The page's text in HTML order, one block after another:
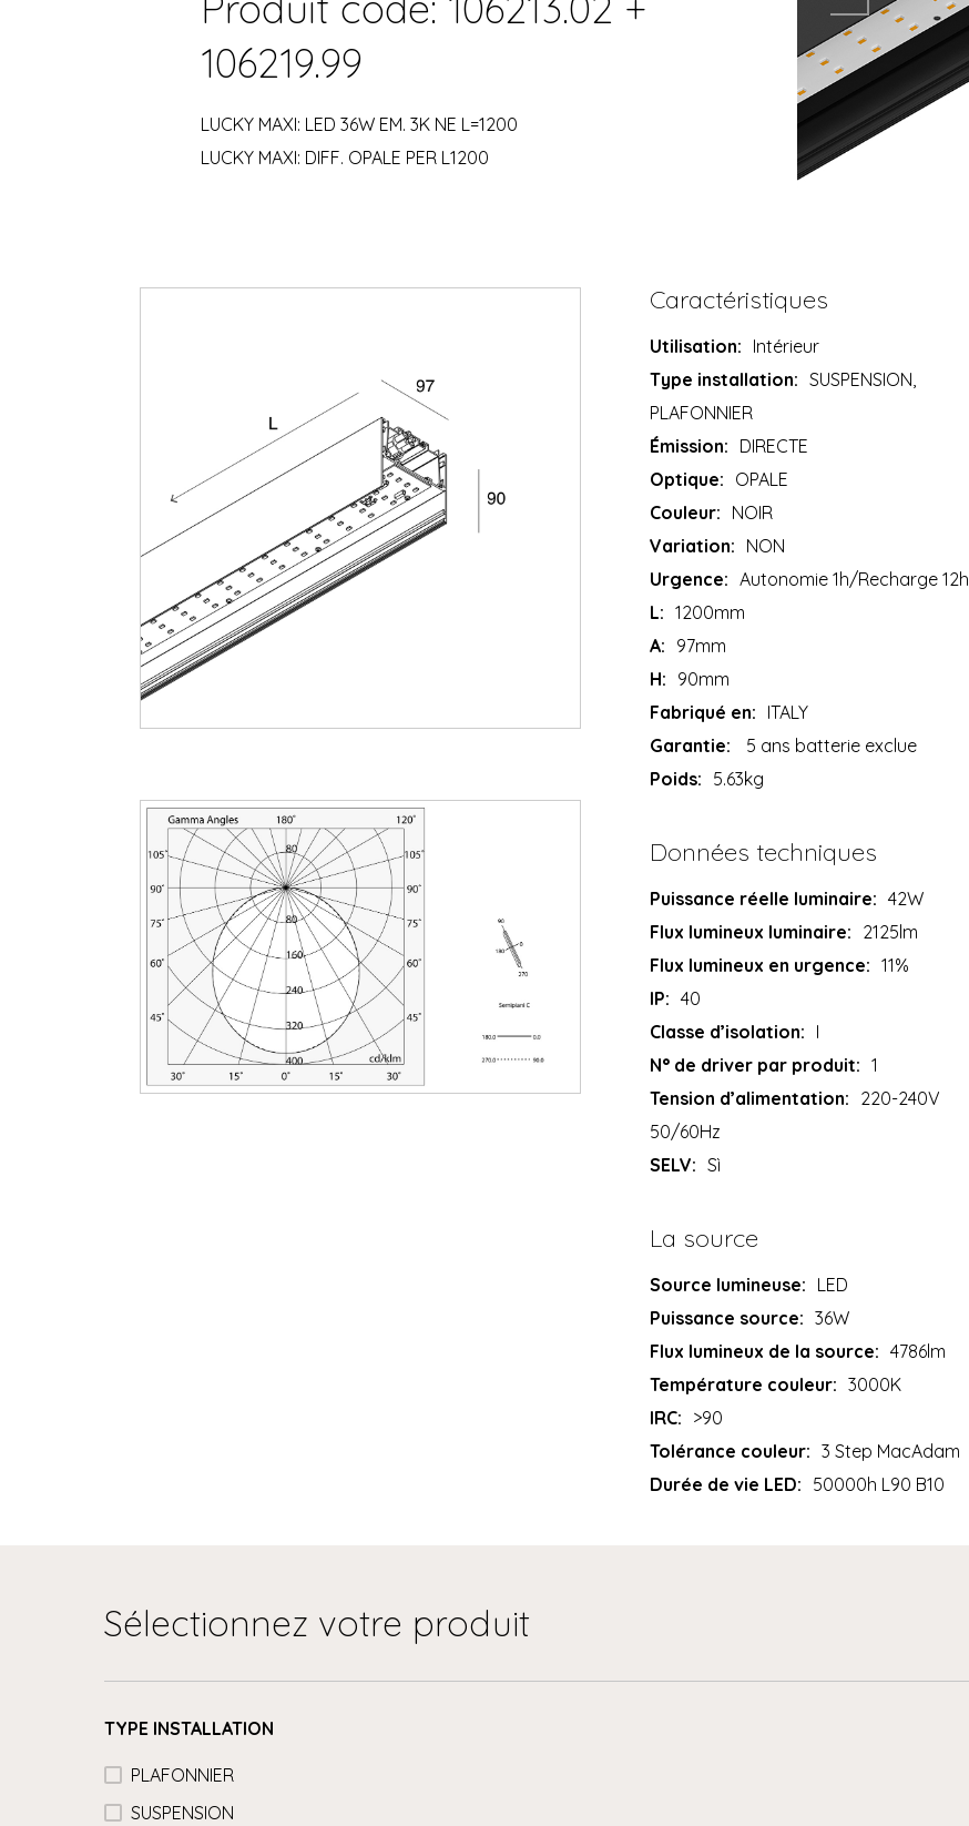
106219.99
LUCKY MAXI: LED 36W EM. 3K NE L=1200
LUCKY MAXI: DIFF. OPALE PER L1200
Caractéristiques
Utilisation: Intérieur
Type installation: SUSPENSION,
PLAFONNIER
Émission: DIRECTE
Optique: OPALE
Couleur: NOIR
Variation: NON
Urgence: Autonomie 1h/Recharge 12h
L: 1200mm
A: 97mm
H: 90mm
Fabriqué en: ITALY
Garantie:
5 ans batterie exclue
Poids: 5.63kg
Données techniques
Puissance réelle luminaire: 42W
Flux lumineux luminaire: 2125lm
Flux lumineux en urgence: 11%
IP: 40
Classe d’isolation: I
N° de driver par produit: 1
Tension d’alimentation: 220-240V
50/60Hz
SELV: Sì
La source
Source lumineuse: LED
Puissance source: 36W
Flux lumineux de la source: 4786lm
Température couleur: 3000K
IRC: >90
Tolérance couleur: 3 Step MacAdam
Durée de vie LED: 50000h L90 B10
Sélectionnez votre produit
TYPE INSTALLATION
PLAFONNIER
SUSPENSION